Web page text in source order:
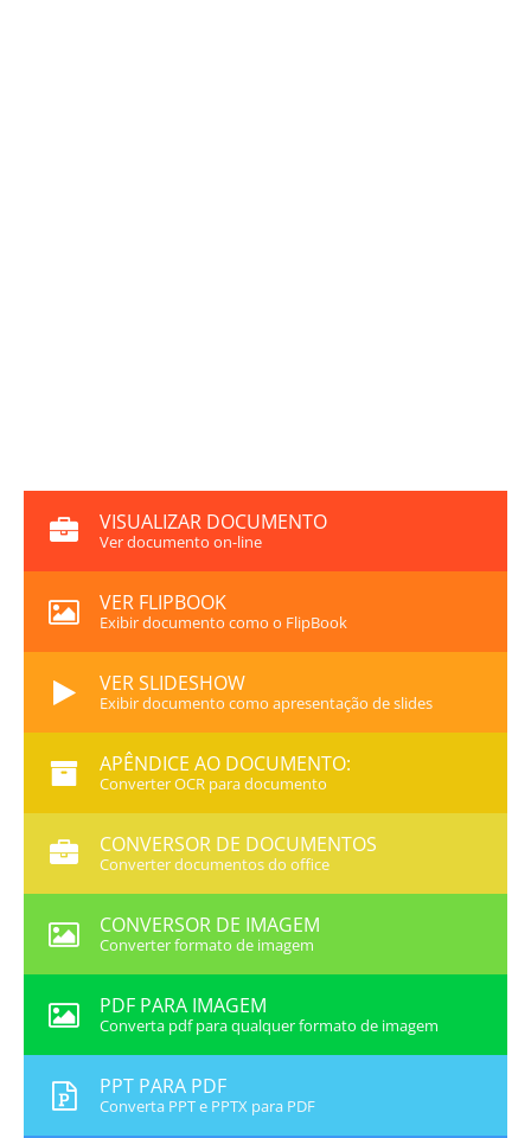
VISUALIZAR DOCUMENTO
Ver documento on-line
VER FLIPBOOK
Exibir documento como o FlipBook
VER SLIDESHOW
Exibir documento como apresentação de slides
APÊNDICE AO DOCUMENTO:
Converter OCR para documento
CONVERSOR DE DOCUMENTOS
Converter documentos do office
CONVERSOR DE IMAGEM
Converter formato de imagem
PDF PARA IMAGEM
Converta pdf para qualquer formato de imagem
PPT PARA PDF
Converta PPT e PPTX para PDF